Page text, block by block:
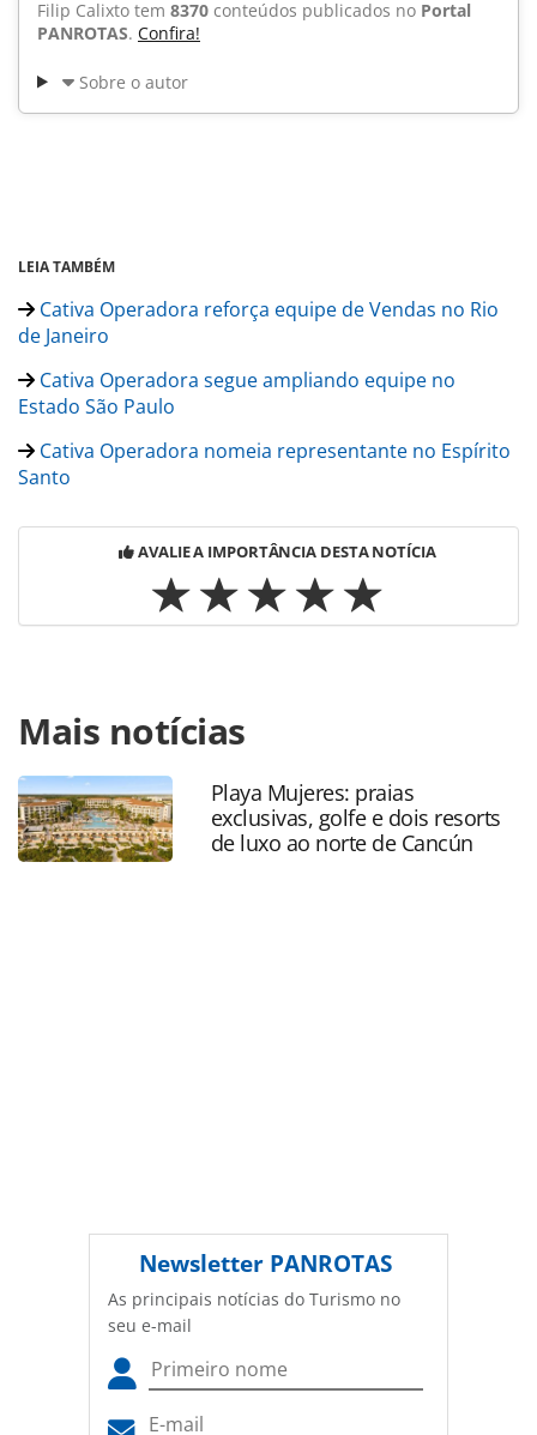
Filip Calixto tem 8370 conteúdos publicados no Portal
PANROTAS. Confira!
Sobre o autor
LEIA TAMBÉM
Cativa Operadora reforça equipe de Vendas no Rio
de Janeiro
Cativa Operadora segue ampliando equipe no
Estado São Paulo
Cativa Operadora nomeia representante no Espírito
Santo
AVALIE A IMPORTÂNCIA DESTA NOTÍCIA
https://www.panrotas.com.br/gente/movimentacao/2021/
ex-flytour-reforcam-equipe-da-cativa-em-sp_180387.html
ou as ferramentas oferecidas na página. Todo o conteúdo
produzido pela PANROTAS Editora é protegido pela
legislação brasileira sobre direito autoral. Não reproduza o
conteúdo sem autorização da PANROTAS Editora
Mais notícias
Playa Mujeres: praias
exclusivas, golfe e dois resorts
de luxo ao norte de Cancún
Newsletter PANROTAS
As principais notícias do Turismo no
seu e-mail